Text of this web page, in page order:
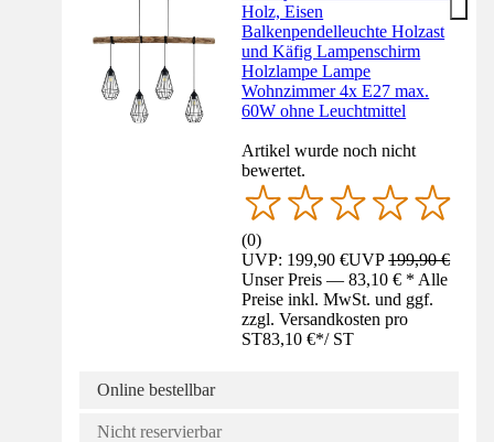
Holz, Eisen
Balkenpendelleuchte Holzast
und Käfig Lampenschirm
Holzlampe Lampe
Wohnzimmer 4x E27 max.
60W ohne Leuchtmittel
Artikel wurde noch nicht
bewertet.
(0)
UVP: 199,90 €UVP199,90 €
Unser Preis — 83,10 € * Alle
Preise inkl. MwSt. und ggf.
zzgl. Versandkosten pro
ST83,10 €*/ ST
Online bestellbar
Nicht reservierbar